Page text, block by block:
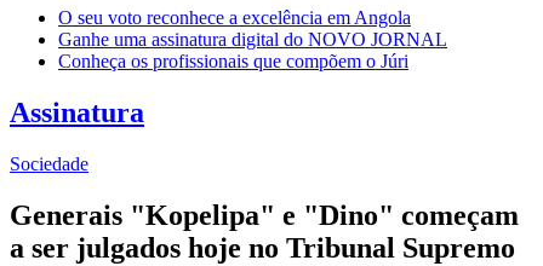
O seu voto reconhece a excelência em Angola
Ganhe uma assinatura digital do NOVO JORNAL
Conheça os profissionais que compõem o Júri
Assinatura
Sociedade
Generais "Kopelipa" e "Dino" começam
a ser julgados hoje no Tribunal Supremo